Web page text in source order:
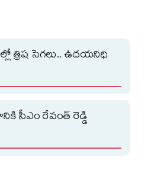
త్రిష సెగలు.. ఉదయనిధి
సీఎం రేవంత్ రెడ్డి